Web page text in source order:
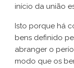
início da união
Isto porque há
bens definido
abranger o
modo que os